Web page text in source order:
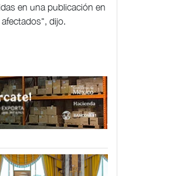
en una publicación en
dijo.